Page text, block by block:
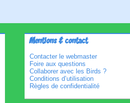
Mentions & contact
Contacter le webmaster
Foire aux questions
Collaborer avec les Birds ?
Conditions d’utilisation
Règles de confidentialité